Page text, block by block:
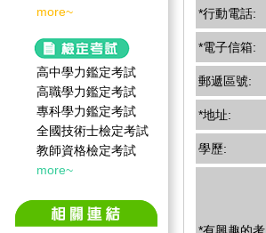
more~
高中學力鑑定考試
高職學力鑑定考試
專科學力鑑定考試
全國技術士檢定考試
教師資格檢定考試
more~
*行動電話:
*電子信箱:
郵遞區號:
*地址:
學歷: